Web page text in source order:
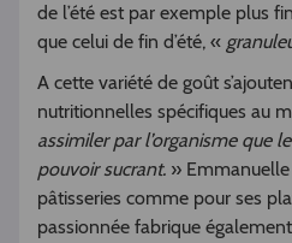
de l’été est par exemple plus
que celui de fin d’été, «
A cette variété de goût
nutritionnelles spécifiques au
assimiler par l’organisme que
pouvoir sucrant. » Emmanuelle
pâtisseries comme pour ses
passionnée fabrique